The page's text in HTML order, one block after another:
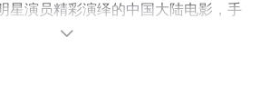
星演员精彩演绎的中国大陆电影，手
减完整版电影大全就上星空电影网，
